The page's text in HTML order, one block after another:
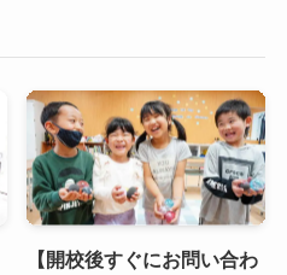
【開校後すぐにお問い合わ